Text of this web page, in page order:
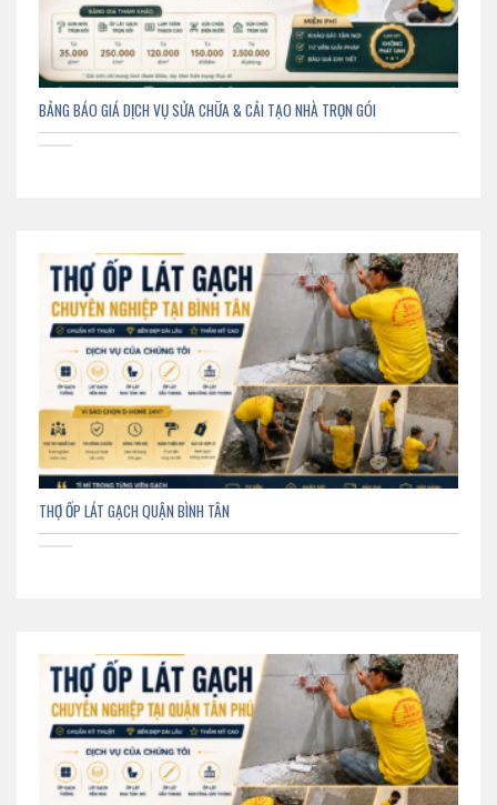
BẢNG BÁO GIÁ DỊCH VỤ SỬA CHỮA & CẢI TẠO NHÀ TRỌN GÓI
THỢ ỐP LÁT GẠCH QUẬN BÌNH TÂN